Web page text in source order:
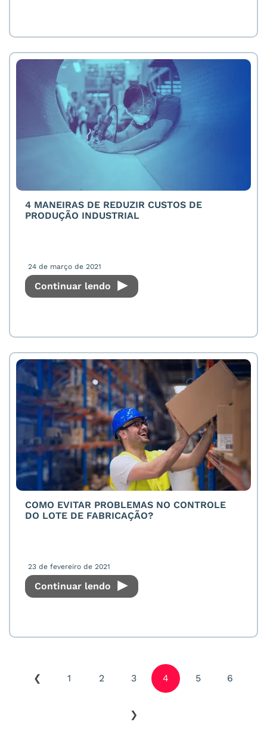
4 MANEIRAS DE REDUZIR CUSTOS DE
PRODUÇÃO INDUSTRIAL
24 de março de 2021
Continuar lendo
COMO EVITAR PROBLEMAS NO CONTROLE
DO LOTE DE FABRICAÇÃO?
23 de fevereiro de 2021
Continuar lendo
1 2 3 4 5 6